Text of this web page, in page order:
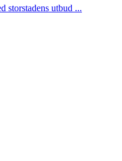
storstadens utbud ...